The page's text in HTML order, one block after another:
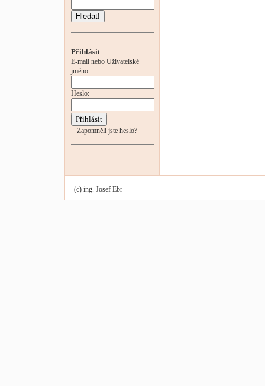
Hledat!
Přihlásit
E-mail nebo Uživatelské
jméno:
Heslo:
Zapomněli jste heslo?
(c) ing. Josef Ebr